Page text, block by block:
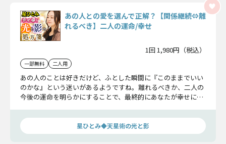
あの人との愛を選んで正解？【関係継続⇔離
れるべき】二人の運命/幸せ
1回 1,980円（税込）
一部無料 二人用
あの人のことは好きだけど、ふとした瞬間に『このままでいい
のかな』という迷いがあるようですね。離れるべきか、二人の
今後の運命を明らかにすることで、最終的にあなたが幸せにな
星ひとみ◆天星術の光と影